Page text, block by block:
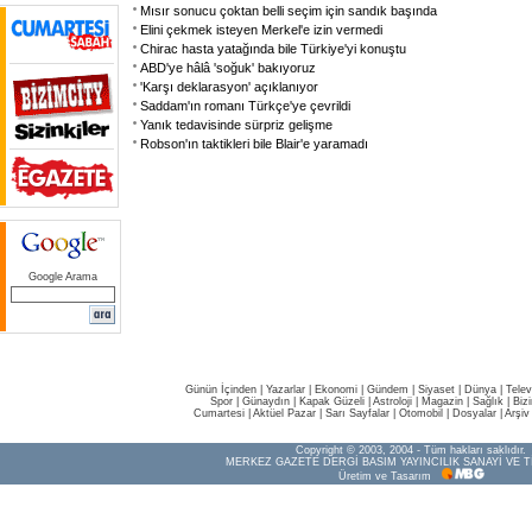
Google Arama
Mısır sonucu çoktan belli seçim için sandık başında
Elini çekmek isteyen Merkel'e izin vermedi
Chirac hasta yatağında bile Türkiye'yi konuştu
ABD'ye hâlâ 'soğuk' bakıyoruz
'Karşı deklarasyon' açıklanıyor
Saddam'ın romanı Türkçe'ye çevrildi
Yanık tedavisinde sürpriz gelişme
Robson'ın taktikleri bile Blair'e yaramadı
Günün İçinden Yazarlar Ekonomi Gündem Siyaset Dünya |
Spor
Günaydın Kapak Güzeli Astroloji Magazin Sağlık
Cumartesi| Aktüel Pazar| Sarı Sayfalar| Otomobil Dosyalar| Arşiv
Copyright © 2003, 2004 - Tüm hakları saklıdır.
MERKEZ GAZETE DERGİ BASIM YAYINCILIK SANAYİ VE
Üretim ve Tasarım